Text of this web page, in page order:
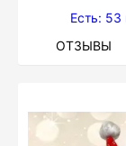
Есть: 53
ОТЗЫВЫ